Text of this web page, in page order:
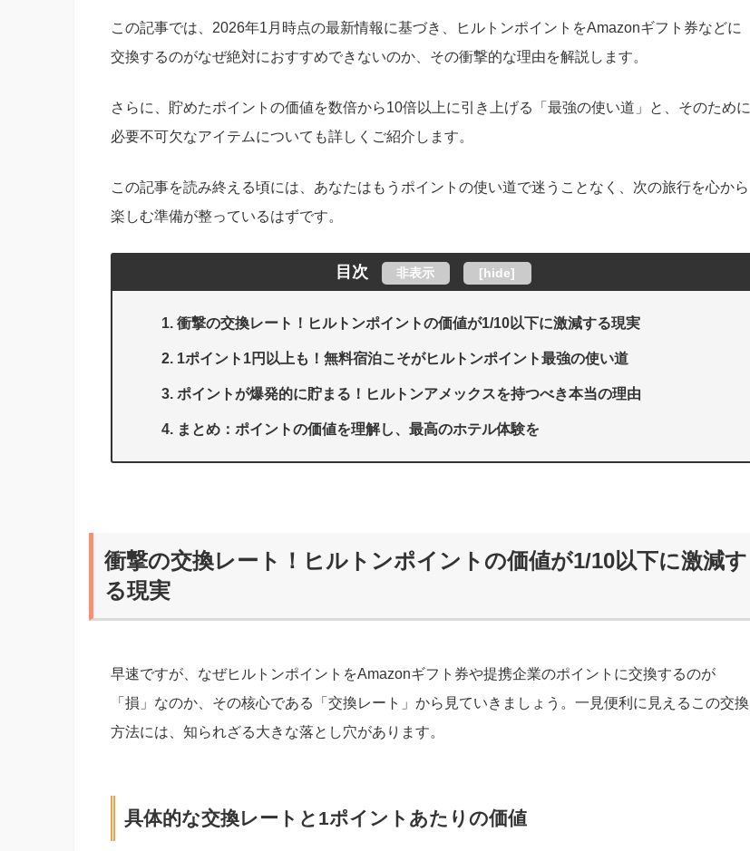
この記事では、2026年1月時点の最新情報に基づき、ヒルトンポイントをAmazonギフト券などに
交換するのがなぜ絶対におすすめできないのか、その衝撃的な理由を解説します。
さらに、貯めたポイントの価値を数倍から10倍以上に引き上げる「最強の使い道」と、そのために
必要不可欠なアイテムについても詳しくご紹介します。
この記事を読み終える頃には、あなたはもうポイントの使い道で迷うことなく、次の旅行を心から
楽しむ準備が整っているはずです。
目次 非表示 [hide]
衝撃の交換レート！ヒルトンポイントの価値が1/10以下に激減する現実
1ポイント1円以上も！無料宿泊こそがヒルトンポイント最強の使い道
ポイントが爆発的に貯まる！ヒルトンアメックスを持つべき本当の理由
まとめ：ポイントの価値を理解し、最高のホテル体験を
衝撃の交換レート！ヒルトンポイントの価値が1/10以下に激減す
る現実
早速ですが、なぜヒルトンポイントをAmazonギフト券や提携企業のポイントに交換するのが
「損」なのか、その核心である「交換レート」から見ていきましょう。一見便利に見えるこの交換
方法には、知られざる大きな落とし穴があります。
具体的な交換レートと1ポイントあたりの価値